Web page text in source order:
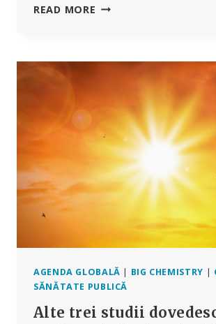
READ MORE OMS
EXTINSĂ
ASUPRA
POLITICII
PRIVIND
PANDEMIA
–
„PANDEMIA”
AGENDA GLOBALĂ | BIG CHEMISTRY |
SĂNĂTATE PUBLICĂ
Alte trei studii